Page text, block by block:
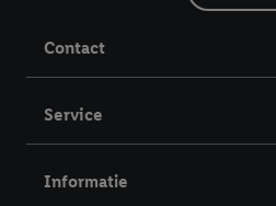
Contact
Service
Informatie